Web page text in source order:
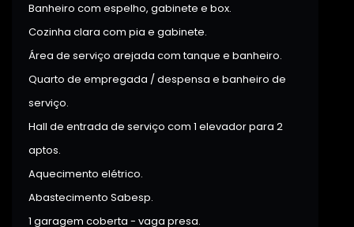
Banheiro com espelho, gabinete e box.
Cozinha clara com pia e gabinete.
Área de serviço arejada com tanque e banheiro.
Quarto de empregada / despensa e banheiro de
serviço.
Hall de entrada de serviço com 1 elevador para 2
aptos.
Aquecimento elétrico.
Abastecimento Sabesp.
1 garagem coberta - vaga presa.